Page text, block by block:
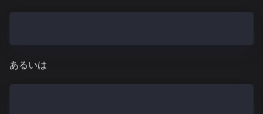
あるいは